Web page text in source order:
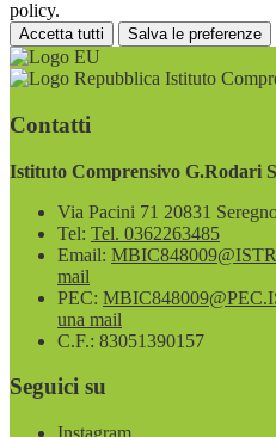
policy.
Accetta tutti Salva le preferenze
Istituto
Contatti
Istituto Comprensivo G.Rodari
Via Pacini 71 20831
Tel: Tel. 0362263485
Email:
mail
PEC:
una mail
C.F.: 83051390157
Seguici su
Instagram